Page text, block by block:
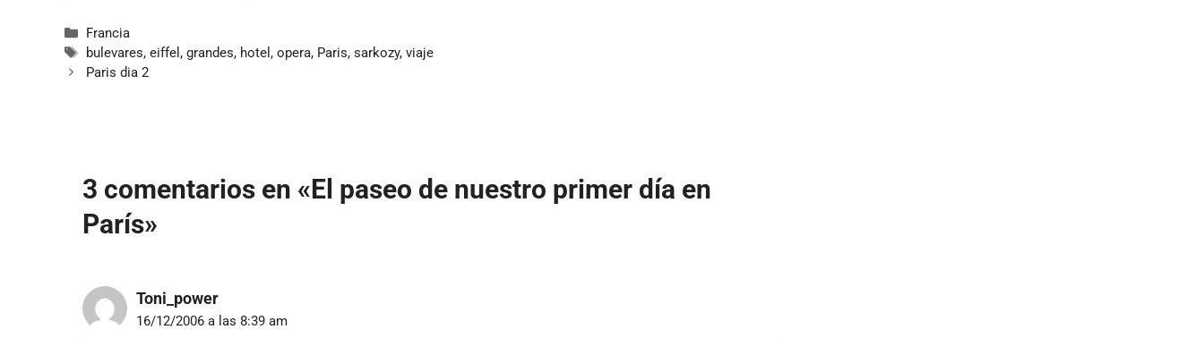
Categorías
Francia
Etiquetas
bulevares,eiffel ,grandes, hotel ,opera, Paris,sarkozy,viaje
Paris dia 2
3 comentarios en «El paseo de nuestro primer día en
París»
Toni_power
16/12/2006 a las 8:39 am